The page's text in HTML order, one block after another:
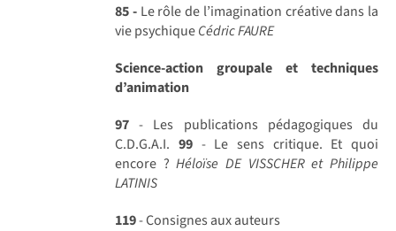
85 -Le rôle de l’imagination créative dans la
vie psychiqueCédric FAURE
Science-action groupale et techniques
d’animation
97 - Les publications pédagogiques du
C.D.G.A.I. 99- Le sens critique. Et quoi
encore ?Héloïse DE VISSCHER et Philippe
LATINIS
119- Consignes aux auteurs